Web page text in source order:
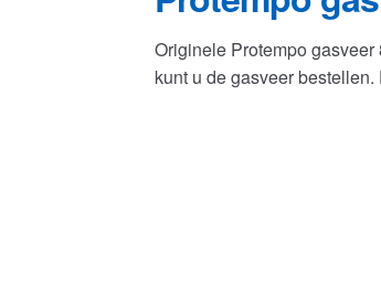
Originele Protempo
kunt u de gasveer